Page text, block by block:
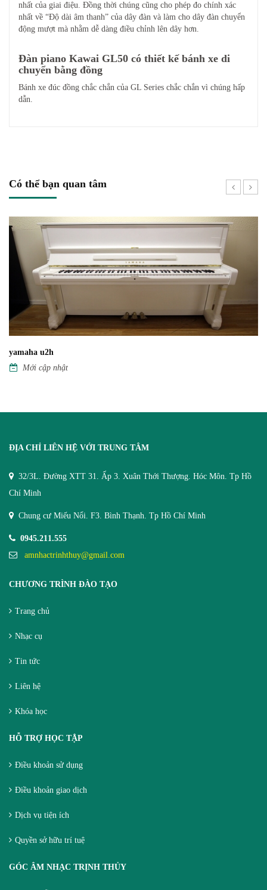
nhất của giai điệu. Đồng thời chúng cũng cho phép đo chính xác
nhất về “Độ dài âm thanh” của dây đàn và làm cho dây đàn chuyển
động mượt mà nhằm dễ dàng điều chỉnh lên dây hơn.
Đàn piano Kawai GL50 có thiết kế bánh xe di
chuyển bằng đồng
Bánh xe đúc đồng chắc chắn của GL Series chắc chắn vì chúng hấp
dẫn.
Có thể bạn quan tâm
yamaha u1h
Mới cập nhật
ĐỊA CHỈ LIÊN HỆ VỚI TRUNG TÂM
32/3L. Đường XTT 31. Ấp 3. Xuân Thới Thượng. Hóc Môn. Tp Hồ
Chí Minh
Chung cư Miếu Nổi. F3. Bình Thạnh. Tp Hồ Chí Minh
0945.211.555
amnhactrinhthuy@gmail.com
CHƯƠNG TRÌNH ĐÀO TẠO
Trang chủ
Nhạc cụ
Tin tức
Liên hệ
Khóa học
HỖ TRỢ HỌC TẬP
Điều khoản sử dụng
Điều khoản giao dịch
Dịch vụ tiện ích
Quyền sở hữu trí tuệ
GÓC ÂM NHẠC TRỊNH THỦY